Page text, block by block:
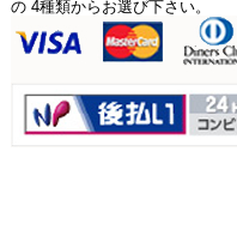
の 4種類からお選び下さい。